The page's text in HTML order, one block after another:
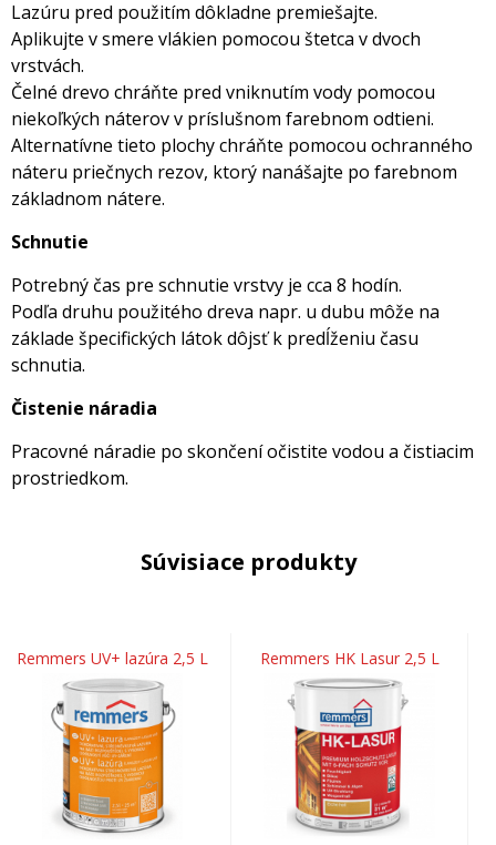
Lazúru pred použitím dôkladne premiešajte.
Aplikujte v smere vlákien pomocou štetca v dvoch
vrstvách.
Čelné drevo chráňte pred vniknutím vody pomocou
niekoľkých náterov v príslušnom farebnom odtieni.
Alternatívne tieto plochy chráňte pomocou ochranného
náteru priečnych rezov, ktorý nanášajte po farebnom
základnom nátere.
Schnutie
Potrebný čas pre schnutie vrstvy je cca 8 hodín.
Podľa druhu použitého dreva napr. u dubu môže na
základe špecifických látok dôjsť k predĺženiu času
schnutia.
Čistenie náradia
Pracovné náradie po skončení očistite vodou a čistiacim
prostriedkom.
Súvisiace produkty
Remmers UV+ lazúra 2,5 L Remmers HK Lasur 2,5 L